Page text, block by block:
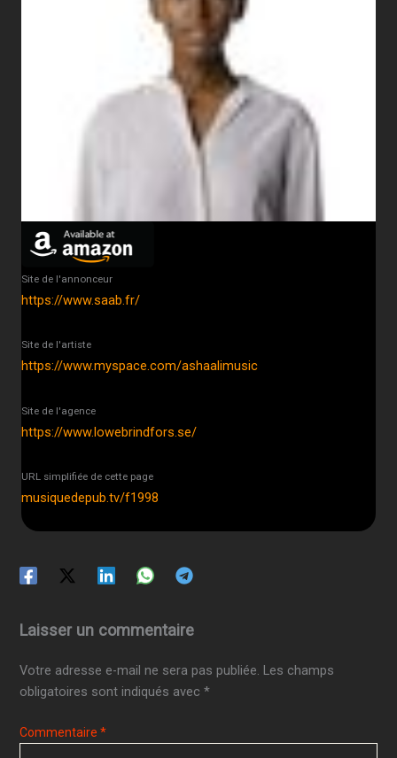
Site de l'annonceur
https://www.saab.fr/
Site de l'artiste
https://www.myspace.com/ashaalimusic
Site de l'agence
https://www.lowebrindfors.se/
URL simplifiée de cette page
musiquedepub.tv/f1998
Laisser un commentaire
Votre adresse e-mail ne sera pas publiée. Les champs
obligatoires sont indiqués avec*
Commentaire*